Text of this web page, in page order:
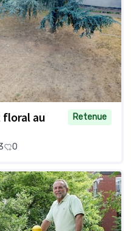
floral au
Retenue
0